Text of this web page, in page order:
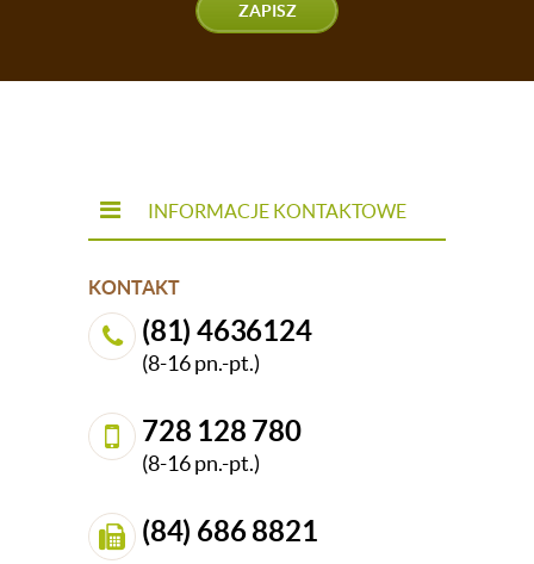
ZAPISZ
INFORMACJE KONTAKTOWE
KONTAKT
(81) 4636124
(8-16 pn.-pt.)
728 128 780
(8-16 pn.-pt.)
(84) 686 8821